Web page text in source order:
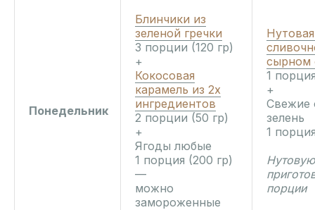
Понедельник
Блинчики из
зеленой гречки
3 порции (120 гр)
+
Кокосовая
карамель из 2х
ингредиентов
2 порции (50 гр)
+
Ягоды любые
1 порция (200 гр)
—
можно
замороженные
сырном
1
+
Свежие
зелень
1
порции